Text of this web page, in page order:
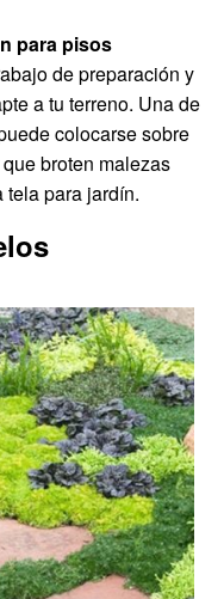
para pisos
de preparación y
a tu terreno. Una de
colocarse sobre
broten malezas
tela para jardín.